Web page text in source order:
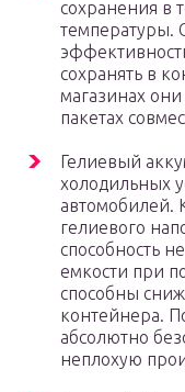
сохранения в
температуры.
сохранять в
магазинах
пакетах
Гелиевый
холодильных
автомобилей.
гелиевого
способность
емкости при
способны
контейнера.
абсолютно
неплохую